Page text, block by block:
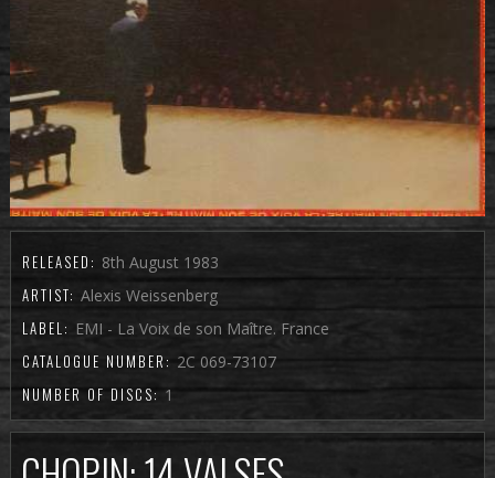
RELEASED: 8th August 1983
ARTIST: Alexis Weissenberg
LABEL: EMI - La Voix de son Maître. France
CATALOGUE NUMBER: 2C 069-73107
NUMBER OF DISCS: 1